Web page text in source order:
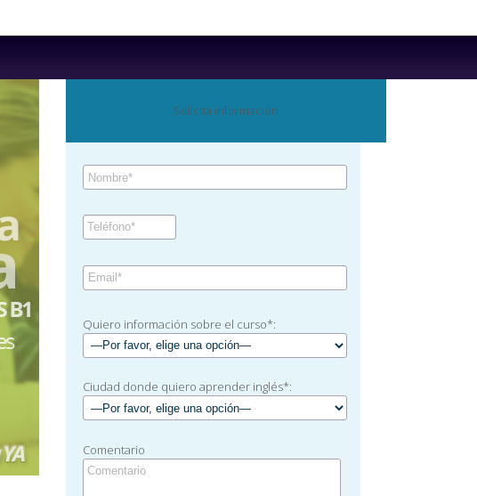
Solicita información
Quiero información sobre el curso*:
Ciudad donde quiero aprender inglés*:
Comentario